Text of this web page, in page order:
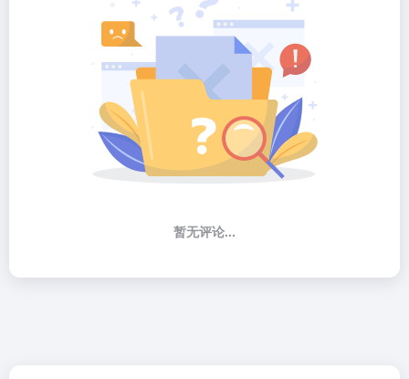
暂无评论...